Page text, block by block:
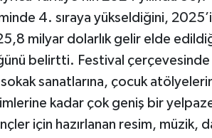
4. sıraya yükseldiğini,
milyar dolarlık gelir elde
belirtti. Festival
sanatlarına, çocuk
kadar çok geniş bir
için hazırlanan resim, müzik,